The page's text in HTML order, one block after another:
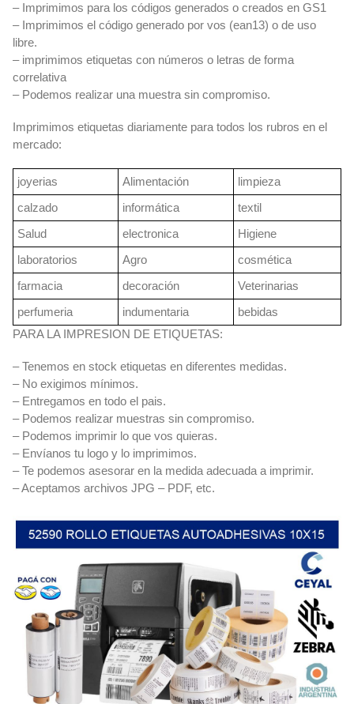
– Imprimimos para los códigos generados o creados en GS1
– Imprimimos el código generado por vos (ean13) o de uso
libre.
– imprimimos etiquetas con números o letras de forma
correlativa
– Podemos realizar una muestra sin compromiso.
Imprimimos etiquetas diariamente para todos los rubros en el
mercado:
joyerias Alimentación
limpieza
calzado
informática
textil
Salud
electronica
Higiene
laboratorios
Agro
cosmética
farmacia
decoración
Veterinarias
perfumeria
indumentaria
bebidas
PARA LA IMPRESION DE ETIQUETAS:
– Tenemos en stock etiquetas en diferentes medidas.
– No exigimos mínimos.
– Entregamos en todo el pais.
– Podemos realizar muestras sin compromiso.
– Podemos imprimir lo que vos quieras.
– Envíanos tu logo y lo imprimimos.
– Te podemos asesorar en la medida adecuada a imprimir.
– Aceptamos archivos JPG – PDF, etc.